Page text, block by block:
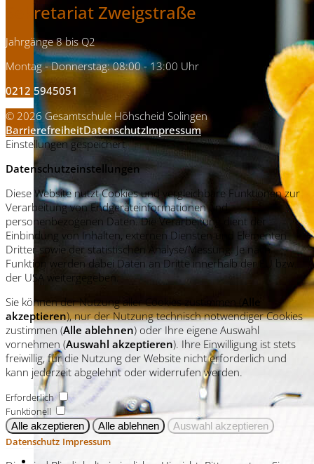
Sekretariat Zweigstraße
Jahrgänge 8 bis Q2
Montag - Donnerstag: 08:00 - 13:00 Uhr
0212 5945051
© 2026 Gesamtschule Höhscheid Solingen
BarrierefreiheitDatenschutzImpressum
Einstellungen gespeichert
Datenschutzeinstellungen
Diese Website nutzt Cookies und vergleichbare Funktionen zur
Verarbeitung von Endgeräteinformationen und
personenbezogenen Daten. Die Verarbeitung dient der
Einbindung von Inhalten, externen Diensten und Elementen
Dritter sowie der statistischen Analyse/Messung. Je nach
Funktion werden dabei Daten an Dritte innerhalb der EU bzw.
der USA weitergegeben.
Sie können der Nutzung aller Cookies zustimmen ( Alle
akzeptieren), nur der Nutzung technisch notwendiger Cookies
zustimmen (Alle ablehnen) oder Ihre eigene Auswahl
vornehmen (Auswahl akzeptieren). Ihre Einwilligung ist stets
freiwillig, für die Nutzung der Website nicht erforderlich und
kann jederzeit abgelehnt oder widerrufen werden.
Erforderlich
Funktionell
Datenschutz Impressum